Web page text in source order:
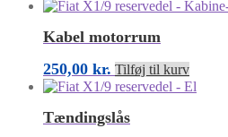
Kabel motorrum
250,00 kr. Tilføj til kurv
Tændingslås